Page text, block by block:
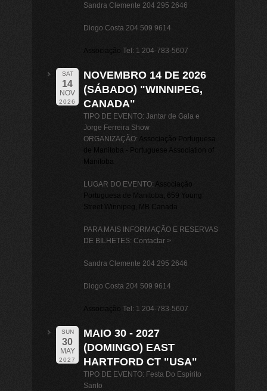
Sandra Clemente 204 295 2646
Diogo Costa 204 509 9614
Associação Tel: 1 204-783-5607
SAT
14
NOV
2026
NOVEMBRO 14 DE 2026
(SÁBADO) "WINNIPEG,
CANADA"
TIPO DE EVENTO: Jantar de Gala e
Jorge Ferreira Show
ORGANIZAÇÃO: Associação Portuguesa
de Manitoba - Portuguese Association of
Manitoba
LUGAR DO EVENTO: Associação
Portuguesa de Manitoba, 659 Young
Street Winnipeg, MB Canada
PARA MAIS INFORMAÇÃO E RESERVAS
DE BILHETES: Contactar >
Sandra Clemente 204 295 2646
Diogo Costa 204 509 9614
Associação Tel: 1 204-783-5607
SUN
30
MAY
2027
MAIO 30 - 2027
(DOMINGO) EAST
HARTFORD CT "USA"
TIPO DE EVENTO: Festa Do Espirito
Santo